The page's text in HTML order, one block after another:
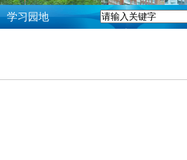
学习园地